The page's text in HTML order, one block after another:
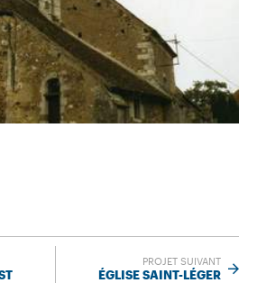
PROJET SUIVANT
ÉGLISE SAINT-LÉGER